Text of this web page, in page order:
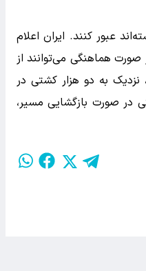
عبور کنند. ایران اعلام
هماهنگی می‌توانند از
به دو هزار کشتی در
در صورت بازگشایی مسیر،